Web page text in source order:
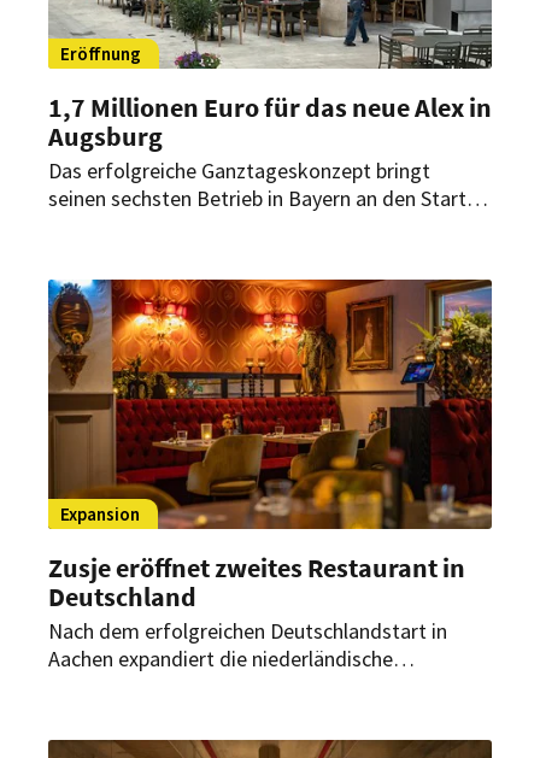
Eröffnung
1,7 Millionen Euro für das neue Alex in
Augsburg
Das erfolgreiche Ganztageskonzept bringt
seinen sechsten Betrieb in Bayern an den Start.
überdachte Außenfläche in zentraler
Innenstadtlage.
Expansion
Zusje eröffnet zweites Restaurant in
Deutschland
Nach dem erfolgreichen Deutschlandstart in
Aachen expandiert die niederländische
Standort eröffnen.